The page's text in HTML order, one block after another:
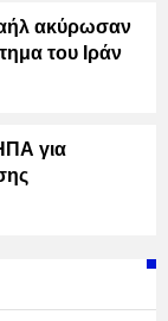
ακύρωσαν
του Ιράν
για